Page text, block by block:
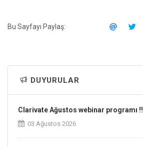
Bu Sayfayı Paylaş:
DUYURULAR
Clarivate Ağustos webinar programı !!
03 Ağustos 2026